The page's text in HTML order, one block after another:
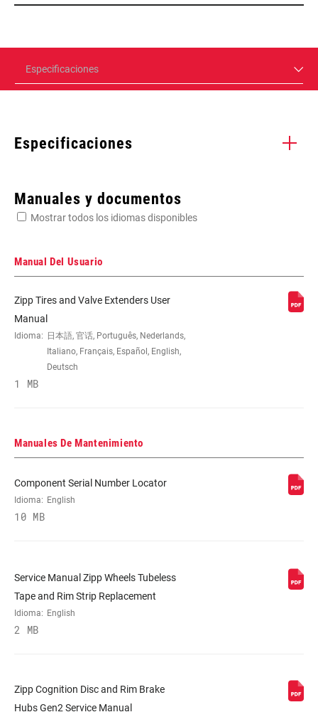
Especificaciones
Especificaciones
SPOKE LENGTH
DS
SPOKE LENGTH
NDS
WIDTH
WEIGHT (G) 1820
Manuales y documentos
Mostrar todos los idiomas disponibles
Manual Del Usuario
Zipp Tires and Valve Extenders User
Manual
Idioma: 日本語, 官话, Português, Nederlands,
Italiano, Français, Español, English,
Deutsch
1 MB
Manuales De Mantenimiento
Component Serial Number Locator
Idioma: English
10 MB
Service Manual Zipp Wheels Tubeless
Tape and Rim Strip Replacement
Idioma: English
2 MB
Zipp Cognition Disc and Rim Brake
Hubs Gen2 Service Manual